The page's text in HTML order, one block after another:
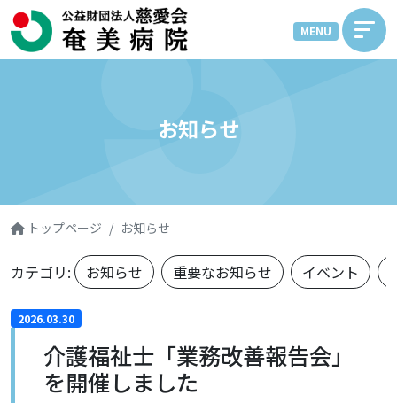
MENU
お知らせ
トップページ お知らせ
カテゴリ: お知らせ 重要なお知らせ イベント
2026.03.30
介護福祉士「業務改善報告会」
を開催しました